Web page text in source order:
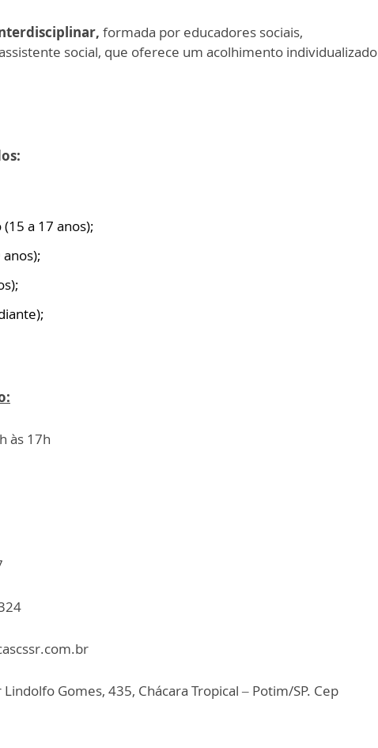
formada por educadores sociais,
social, que oferece um acolhimento individualizado
a 17 anos);
às 17h
Gomes, 435, Chácara Tropical – Potim/SP. Cep